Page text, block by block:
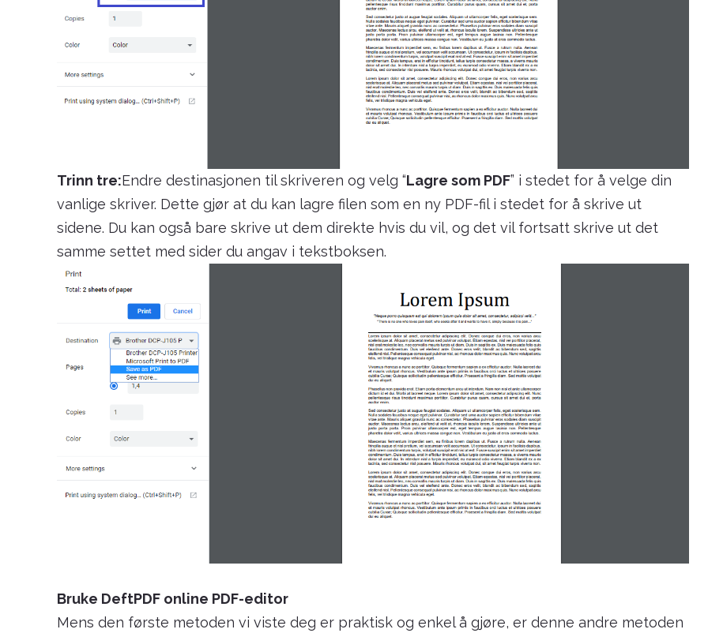
Trinn tre:Endre destinasjonen til skriveren og velg “Lagre som PDF” i stedet for å velge din
vanlige skriver. Dette gjør at du kan lagre filen som en ny PDF-fil i stedet for å skrive ut
sidene. Du kan også bare skrive ut dem direkte hvis du vil, og det vil fortsatt skrive ut det
samme settet med sider du angav i tekstboksen.
Bruke DeftPDF online PDF-editor
Mens den første metoden vi viste deg er praktisk og enkel å gjøre, er denne andre metoden